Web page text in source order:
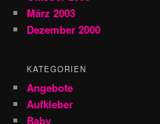
März 2003
Dezember 2000
KATEGORIEN
Angebote
Aufkleber
Baby